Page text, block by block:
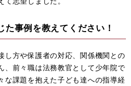
事例を教えてください！
し方や保護者の対応、関係機関との
、前々職は法務教官として少年院で
な課題を抱えた子ども達への指導経